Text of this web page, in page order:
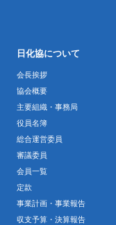
日化協について
会長挨拶
協会概要
主要組織・事務局
役員名簿
総合運営委員
審議委員
会員一覧
定款
事業計画・事業報告
収支予算・決算報告